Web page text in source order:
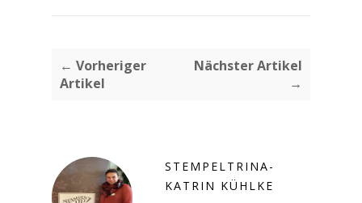
← Vorheriger
Artikel
Nächster Artikel
→
STEMPELTRINA-
KATRIN KÜHLKE